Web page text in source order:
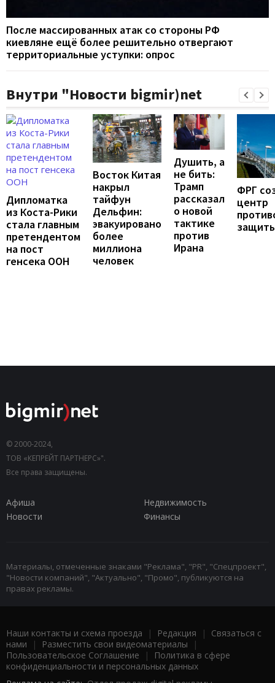
После массированных атак со стороны РФ
киевляне ещё более решительно отвергают
территориальные уступки: опрос
Внутри "Новости bigmir)net
Дипломатка
из Коста-Рики
стала главным
претендентом
на пост
генсека ООН
Восток Китая
накрыл
тайфун
Дельфин:
эвакуировано
более
миллиона
человек
Душить, а
не бить:
Трамп
рассказал
о новой
тактике
против
Ирана
ФРГ
центр
© 2000-2024,
ТОВ «КЕПРЕЙТ ПАРТНЕРС»".
Все права защищены.
Афиша
Недвижимость
Новости
Финансы
Материалы, отмеченные знаками "Реклама", "PR", "Спецпроект",
"Новости компаний", "Актуально", "Промо", публикуются на
правах рекламы.
Наши контакты и схема проезда | Редакция | Связаться с
нами | Разместить свои видеоматериалы |
Пользовательское Соглашение |
Политика в сфере
конфиденциальности и персональных данных